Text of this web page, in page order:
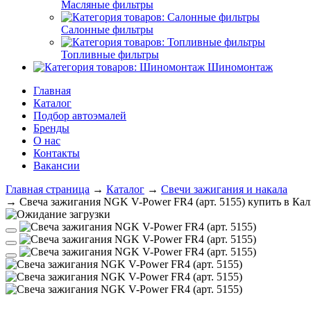
Масляные фильтры
Салонные фильтры
Топливные фильтры
Шиномонтаж
Главная
Каталог
Подбор автоэмалей
Бренды
О нас
Контакты
Вакансии
Главная страница → Каталог → Свечи зажигания и накала
→ Свеча зажигания NGK V-Power FR4 (арт. 5155) купить в